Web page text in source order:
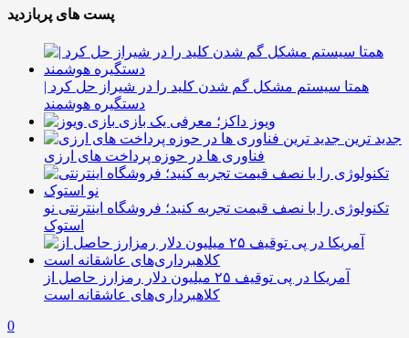
پست های پربازدید
همتا سیستم مشکل گم شدن کلید را در شیراز حل کرد |
دستگیره هوشمند
ویوز داکز؛ معرفی یک بازی
جدید ترین
فناوری ها در حوزه پرداخت های ارزی
تکنولوژی را با نصف قیمت تجربه کنید؛ فروشگاه اینترنتی نو
استوک
آمریکا در پی توقیف ۲۵ میلیون دلار رمزارز حاصل از
کلاهبرداری‌های عاشقانه است
0